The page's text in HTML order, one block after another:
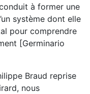
à former une
système dont elle
pour comprendre
[Germinario
Braud reprise
nous